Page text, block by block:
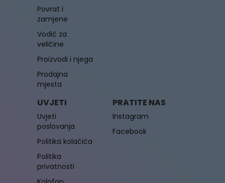
Povrat i
zamjene
Vodič za
veličine
Proizvodi i njega
Prodajna
mjesta
UVJETI
Uvjeti
poslovanja
Politika kolačića
Politika
privatnosti
PRATITE NAS
Instagram
Facebook